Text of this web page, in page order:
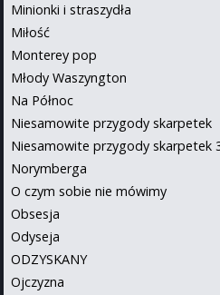
Minionki i straszydła
Miłość
Monterey pop
Młody Waszyngton
Na Północ
Niesamowite przygody skarpetek
Niesamowite przygody skarpetek
Norymberga
O czym sobie nie mówimy
Obsesja
Odyseja
ODZYSKANY
Ojczyzna